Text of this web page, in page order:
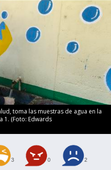
toma las muestras de agua en la
1. (Foto: Edwards
3 0 2